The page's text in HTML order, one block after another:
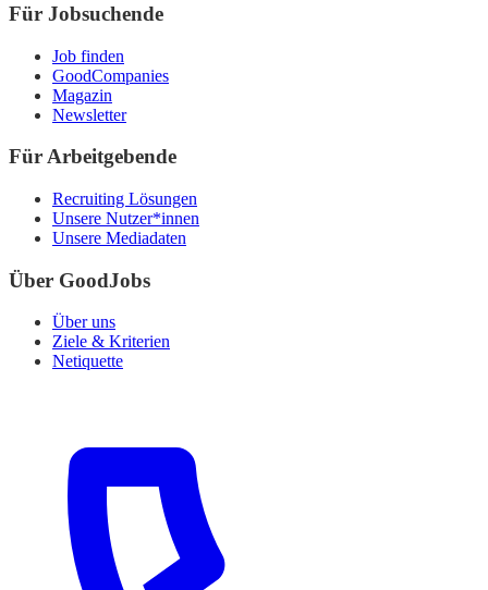
Für Jobsuchende
Job finden
GoodCompanies
Magazin
Newsletter
Für Arbeitgebende
Recruiting Lösungen
Unsere Nutzer*innen
Unsere Mediadaten
Über GoodJobs
Über uns
Ziele & Kriterien
Netiquette